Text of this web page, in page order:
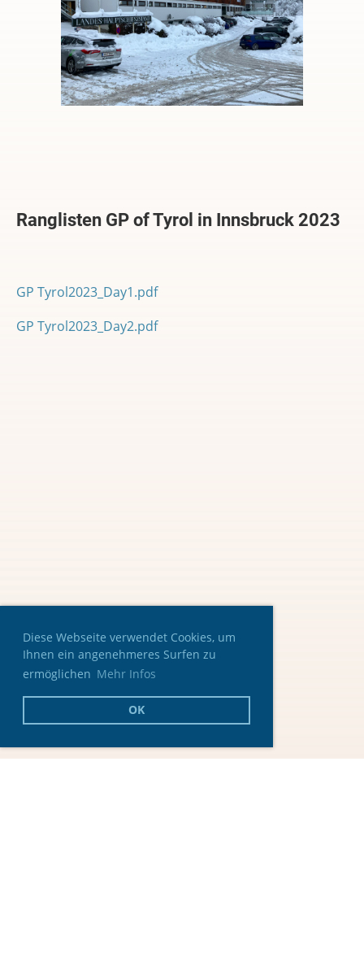
Diese Webseite verwendet Cookies, um
Ihnen ein angenehmeres Surfen zu
ermöglichen Mehr Infos
OK
Ranglisten GP of Tyrol in Innsbruck 2023
GP Tyrol2023_Day1.pdf
GP Tyrol2023_Day2.pdf